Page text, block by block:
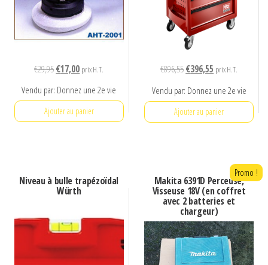
€29,95Le
initial
était :
€29,95.
€17,00Le
actuel
est :
€17,00.
prix H.T.
Vendu par: Donnez une 2e vie
Ajouter au panier
€896,55Le
initial
était :
€896,55.
€396,55 Le
actuel
est :
€396,55.
prix H.T.
Vendu par: Donnez une 2e vie
Ajouter au panier
Niveau à bulle trapézoïdal
Würth
Makita 6391D Perceuse,
Visseuse 18V (en coffret
avec 2 batteries et
chargeur)
Promo !